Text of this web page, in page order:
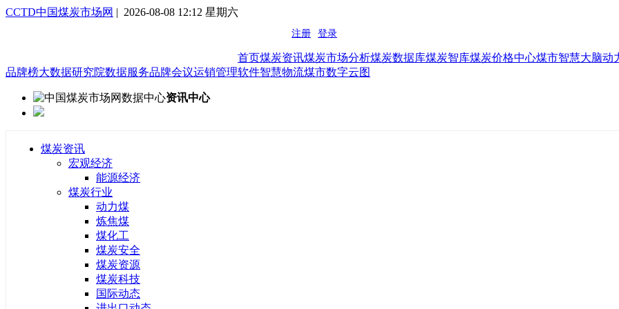
CCTD中国煤炭市场网 | 2026-08-08 12:12 星期六
首页煤炭资讯煤炭市场分析煤炭数据库煤炭智库煤炭价格中心煤市智慧大脑动
品牌榜大数据研究院数据服务品牌会议运销管理软件智慧物流煤市数字云图
资讯中心
煤炭资讯
宏观经济
能源经济
煤炭行业
动力煤
炼焦煤
煤化工
煤炭安全
煤炭资源
煤炭科技
国际动态